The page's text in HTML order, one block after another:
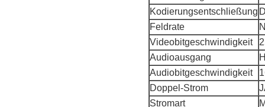
Kodierungsentschließung
Feldrate
Videobitgeschwindigkeit
Audioausgang
Audiobitgeschwindigkeit
Doppel-Strom
Stromart